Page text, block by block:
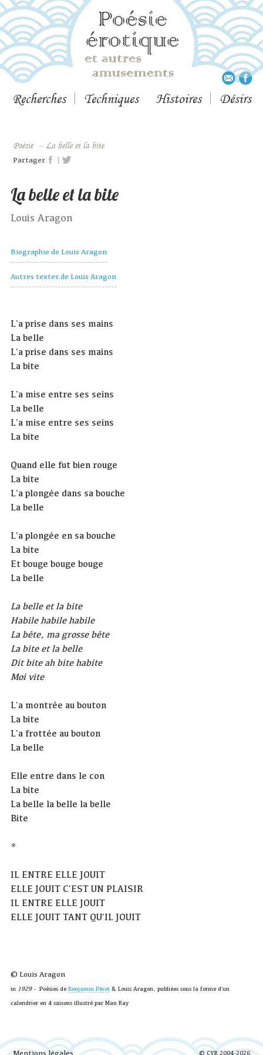
Recherches Techniques Histoires Désirs
Poésie – La belle et la bite
Partager |
La belle et la bite
Louis Aragon
Biographie de Louis Aragon
Autres textes de Louis Aragon
L'a prise dans ses mains
La belle
L'a prise dans ses mains
La bite
L'a mise entre ses seins
La belle
L'a mise entre ses seins
La bite
Quand elle fut bien rouge
La bite
L'a plongée dans sa bouche
La belle
L'a plongée en sa bouche
La bite
Et bouge bouge bouge
La belle
La belle et la bite
Habile habile habile
La bête, ma grosse bête
La bite et la belle
Dit bite ah bite habite
Moi vite
L'a montrée au bouton
La bite
L'a frottée au bouton
La belle
Elle entre dans le con
La bite
La belle la belle la belle
Bite
*
IL ENTRE ELLE JOUIT
ELLE JOUIT C'EST UN PLAISIR
IL ENTRE ELLE JOUIT
ELLE JOUIT TANT QU'IL JOUIT
© Louis Aragon
in 1929- Poésies deBenjamin Péret & Louis Aragon, publiées sous la forme d'un
calendrier en 4 saisons illustré par Man Ray
© CYR 2004-2026
Mentions légales